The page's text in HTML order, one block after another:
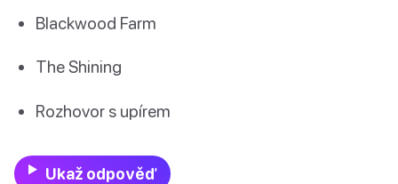
Blackwood Farm
The Shining
Rozhovor s upírem
Ukaž odpověď